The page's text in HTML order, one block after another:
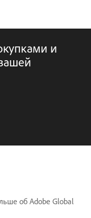
и
об Adobe Global